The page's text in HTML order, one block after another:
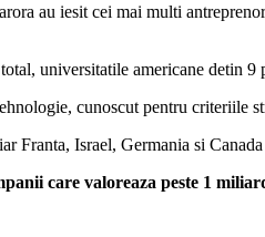
au iesit cei mai multi
universitatile americane detin 9
cunoscut pentru criteriile
Israel, Germania si
care valoreaza peste 1